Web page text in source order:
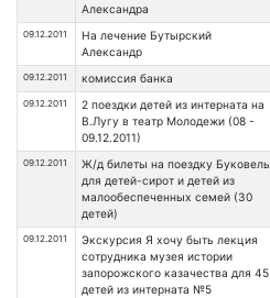
Александра
09.12.2011
На лечение Бутырский
Александр
09.12.2011 комиссия банка
09.12.2011
2 поездки детей из интерната на
В.Лугу в театр Молодежи (08 -
09.12.2011)
09.12.2011
Ж/д билеты на поездку Буковель
для детей-сирот и детей из
малообеспеченных семей (30
детей)
09.12.2011
Экскурсия Я хочу быть лекция
сотрудника музея истории
запорожского казачества для 45
детей из интерната №5